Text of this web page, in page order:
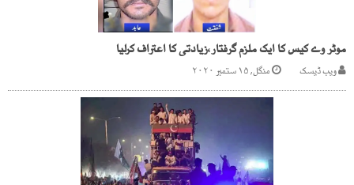
موٹر وے کیس کا ایک ملزم گرفتار،زیادتی کا اعتراف کرلیا
ویب ڈیسک منگل, ۱۵ ستمبر ۲۰۲۰